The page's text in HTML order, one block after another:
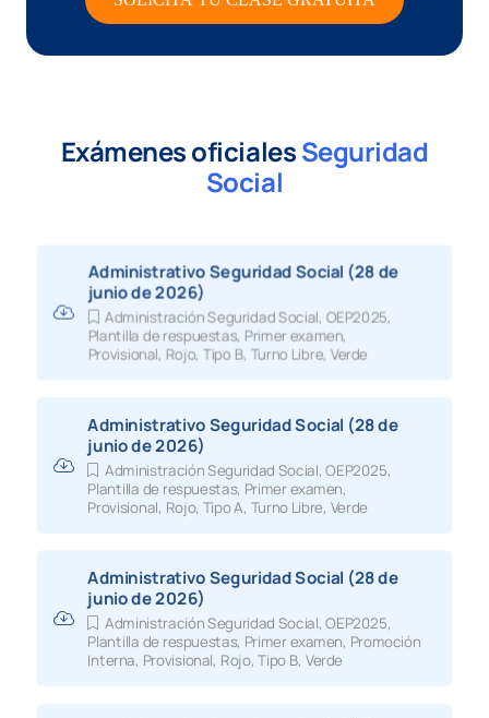
Exámenes oficialesSeguridad
Social
Administrativo Seguridad Social (28 de
junio de 2026)
Administración Seguridad Social, OEP2025,
Plantilla de respuestas, Primer examen,
Provisional, Rojo, Tipo B, Turno Libre, Verde
Administrativo Seguridad Social (28 de
junio de 2026)
Administración Seguridad Social,OEP2025,
Plantilla de respuestas, Primer examen,
Provisional, Rojo, Tipo A, Turno Libre, Verde
Administrativo Seguridad Social (28 de
junio de 2026)
Administración Seguridad Social,OEP2025,
Plantilla de respuestas, Primer examen, Promoción
Interna, Provisional, Rojo,Tipo B, Verde